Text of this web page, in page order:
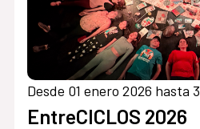
Desde 01 enero 2026 hasta
EntreCICLOS 2026